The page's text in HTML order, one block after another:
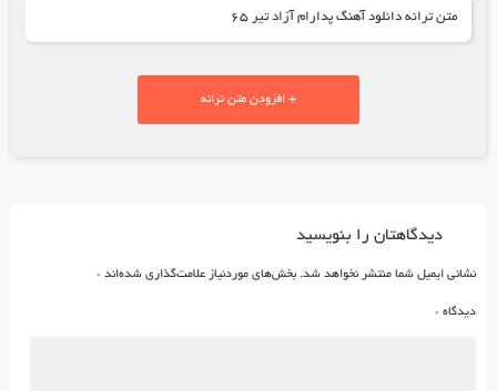
متن ترانه دانلود آهنگ پدارام آزاد تیر ۶۵
+ افزودن متن ترانه
دیدگاهتان را بنویسید
نشانی ایمیل شما منتشر نخواهد شد. بخش‌های موردنیاز علامت‌گذاری شده‌اند *
دیدگاه *